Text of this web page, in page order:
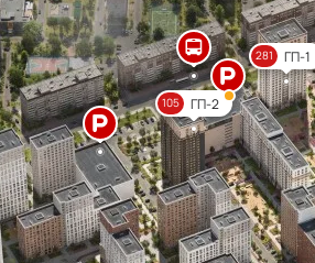
281 ГП-1
105 ГП-2